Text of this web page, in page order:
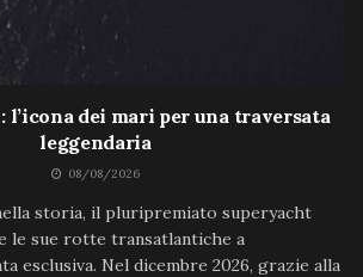
l’icona dei mari per una traversata
leggendaria
08/08/2026
storia, il pluripremiato superyacht
le sue rotte transatlantiche a
esclusiva. Nel dicembre 2026, grazie alla